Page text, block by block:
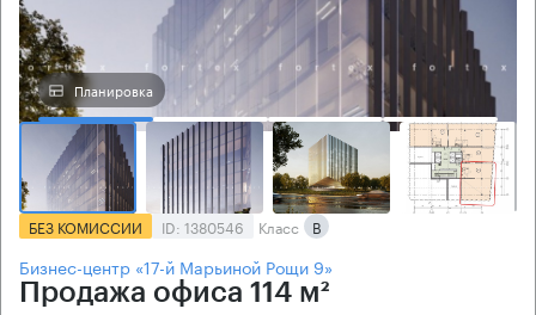
Планировка
БЕЗ КОМИССИИ ID: 1380546 Класс B
Бизнес-центр «17-й Марьиной Рощи 9»
Продажа офиса 114 м²